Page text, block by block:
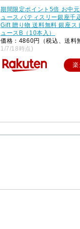
期間限定ポイント5倍 お中
ュース パティスリー銀座千
Gift 贈り物 送料無料 銀座ス
ュースB（10本入）
価格：4860円（税込、送料
1/7/18時点)